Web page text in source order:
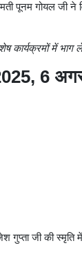
गोयल जी ने
में भाग
6
गुप्ता जी की स्मृति में